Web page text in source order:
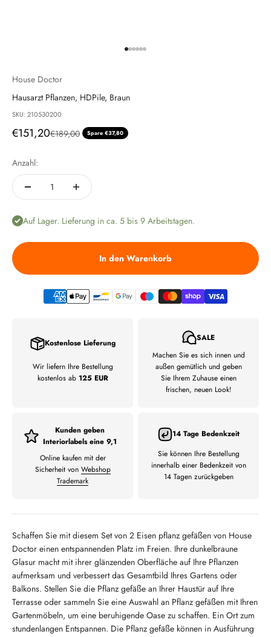
House Doctor
Hausarzt Pflanzen, HDPile, Braun
SKU: 210530200
Angebot
€151,20Regulärer Preis
€189,00 Spare €37,80
Anzahl:
Auf Lager. Lieferung in ca. 5 bis 9 Arbeitstagen.
In den Warenkorb
Kostenlose Lieferung
Wir liefern Ihre Bestellung
kostenlos ab 125 EUR
SALE
Machen Sie es sich innen und
außen gemütlich und geben
Sie Ihrem Zuhause einen
frischen, neuen Look!
Kunden geben
Interiorlabels eine 9,1
Online kaufen mit der
Sicherheit von Webshop
Trademark
14 Tage Bedenkzeit
Sie können Ihre Bestellung
innerhalb einer Bedenkzeit von
14 Tagen zurückgeben
Schaffen Sie mit diesem Set von 2 Eisen pflanz gefäßen von House
Doctor einen entspannenden Platz im Freien. Ihre dunkelbraune
Glasur macht mit ihrer glänzenden Oberfläche auf Ihre Pflanzen
aufmerksam und verbessert das Gesamtbild Ihres Gartens oder
Balkons. Stellen Sie die Pflanz gefäße an Ihrer Haustür auf Ihre
Terrasse oder sammeln Sie eine Auswahl an Pflanz gefäßen mit Ihren
Gartenmöbeln, um eine beruhigende Oase zu schaffen. Ein Ort zum
stundenlangen Entspannen. Die Pflanz gefäße können in Ausführung